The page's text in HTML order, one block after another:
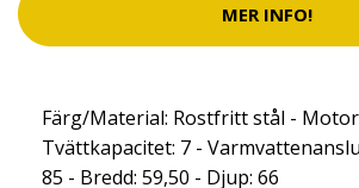
MER INFO!
Färg/Material: Rostfritt stål -
Tvättkapacitet: 7 -
85 - Bredd: 59,50 - Djup: 66